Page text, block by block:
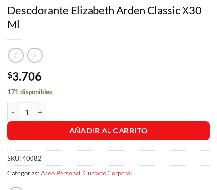
Desodorante Elizabeth Arden Classic X30
Ml
$3.706
171 disponibles
AÑADIR AL CARRITO
SKU:40082
Categorías:Aseo Personal, Cuidado Corporal